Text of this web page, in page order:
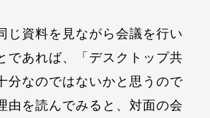
じ資料を見ながら会議を行い
であれば、「デスクトップ共
分なのではないかと思うので
由を読んでみると、対面の会